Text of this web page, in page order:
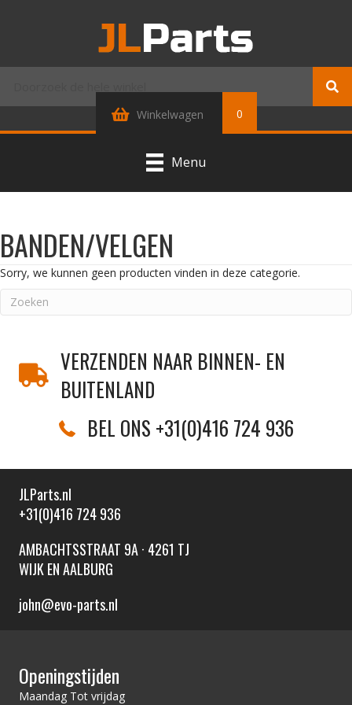
Winkelwagen 0
Menu
BANDEN/VELGEN
Sorry, we kunnen geen producten vinden in deze categorie.
VERZENDEN NAAR BINNEN- EN
BUITENLAND
BEL ONS +31(0)416 724 936
JLParts.nl
+31(0)416 724 936
AMBACHTSSTRAAT 9A · 4261 TJ
WIJK EN AALBURG
john@evo-parts.nl
Openingstijden
Maandag Tot vrijdag